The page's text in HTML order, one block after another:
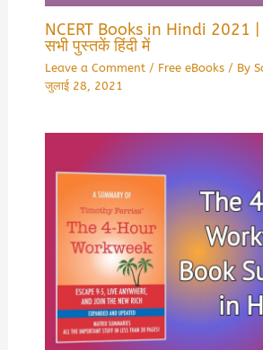
NCERT Books in Hindi 2021 |
सभी पुस्तकें हिंदी में
Leave a Comment / Free eBooks/ By
जुलाई 28, 2021